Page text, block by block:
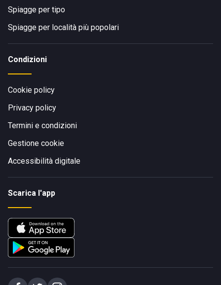
Spiagge per tipo
Spiagge per località più popolari
Condizioni
Cookie policy
Privacy policy
Termini e condizioni
Gestione cookie
Accessibilità digitale
Scarica l'app